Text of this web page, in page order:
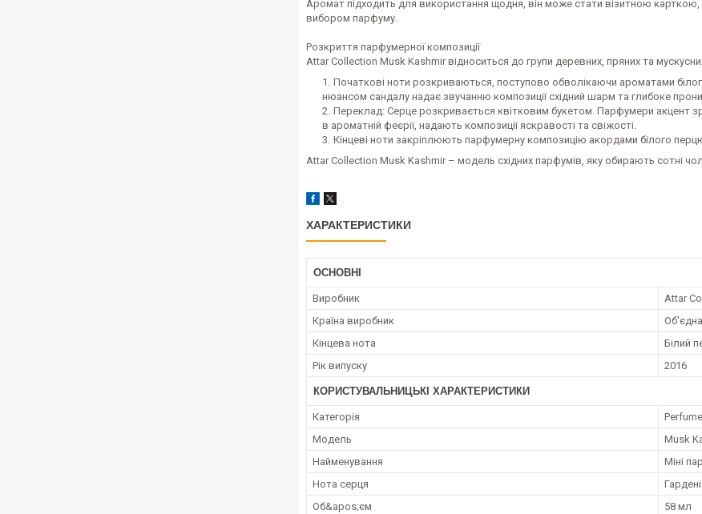
Аромат підходить для використання щодня, він може стати візитною
вибором парфуму.
Розкриття парфумерної композиції
Attar Collection Musk Kashmir відноситься до групи деревних, пряних та
Початкові ноти розкриваються, поступово обволікаючи ароматами
нюансом сандалу надає звучанню композиції східний шарм та глибоке
Переклад: Серце розкривається квітковим букетом. Парфумери акцент
в ароматній феєрії, надають композиції яскравості та свіжості.
Кінцеві ноти закріплюють парфумерну композицію акордами білого
Attar Collection Musk Kashmir – модель східних парфумів, яку обирають сотні
ХАРАКТЕРИСТИКИ
ОСНОВНІ
Виробник
Attar
Країна виробник
Кінцева нота
Білий
Рік випуску
2016
КОРИСТУВАЛЬНИЦЬКІ ХАРАКТЕРИСТИКИ
Категорія
Мoдель
Musk
Найменування
Міні
Нота серця
Об&apos;єм
58 мл